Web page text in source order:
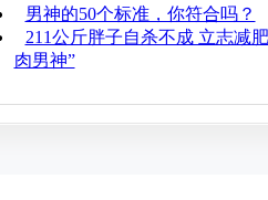
男神的50个标准，你符合吗？
211公斤胖子自杀不成 立志减
肉男神”